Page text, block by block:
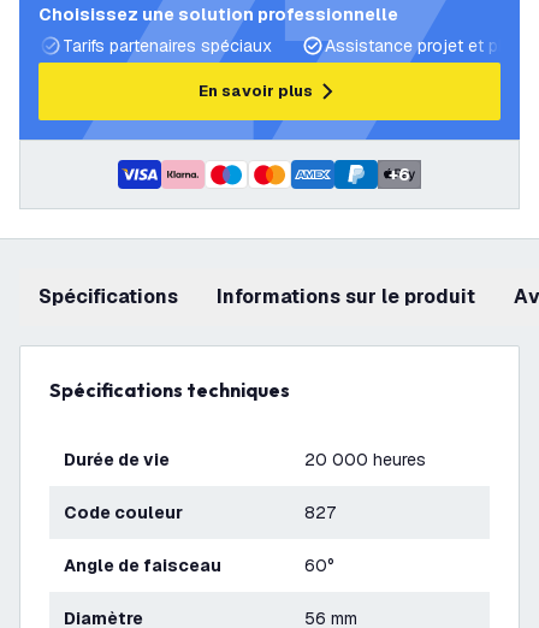
Choisissez une solution professionnelle
Tarifs partenaires spéciaux
Assistance projet et plans
En savoir plus
+6
Spécifications Informations sur le produit
Spécifications techniques
Durée de vie 20 000 heures
Code couleur 827
Angle de faisceau 60°
Diamètre 56 mm